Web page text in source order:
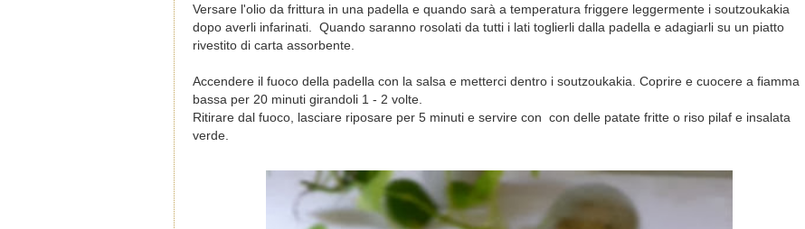
Versare l'olio da frittura in una padella e quando sarà a temperatura friggere leggermente i soutzoukakia
dopo averli infarinati. Quando saranno rosolati da tutti i lati toglierli dalla padella e adagiarli su un piatto
rivestito di carta assorbente.
Accendere il fuoco della padella con la salsa e metterci dentro i soutzoukakia. Coprire e cuocere a fiamma
bassa per 20 minuti girandoli 1 - 2 volte.
Ritirare dal fuoco, lasciare riposare per 5 minuti e servire con con delle patate fritte o riso pilaf e insalata
verde.